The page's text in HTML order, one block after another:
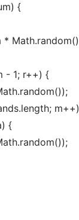
{
*
- 1; r++) {
{